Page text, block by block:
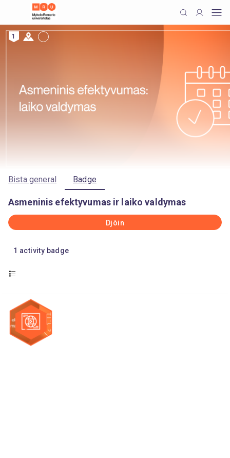
1
Bista general Badge
Asmeninis efektyvumas ir laiko valdymas
Djòin
1 activity badge